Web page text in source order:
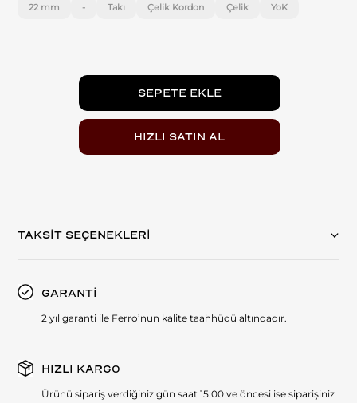
22 mm - Takı Çelik Kordon Çelik YoK
TAKSİT SEÇENEKLERİ
GARANTİ
2 yıl garanti ile Ferro’nun kalite taahhüdü altındadır.
HIZLI KARGO
Ürünü sipariş verdiğiniz gün saat 15:00 ve öncesi ise siparişiniz